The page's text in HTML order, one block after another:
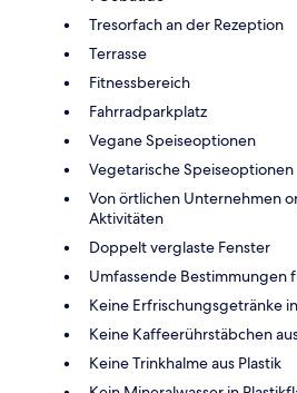
Tresorfach an der Rezeption
Terrasse
Fitnessbereich
Fahrradparkplatz
Vegane Speiseoptionen
Vegetarische Speiseoptionen
Von örtlichen Unternehmen
Aktivitäten
Doppelt verglaste Fenster
Umfassende Bestimmungen
Keine Erfrischungsgetränke
Keine Kaffeerührstäbchen
Keine Trinkhalme aus Plastik